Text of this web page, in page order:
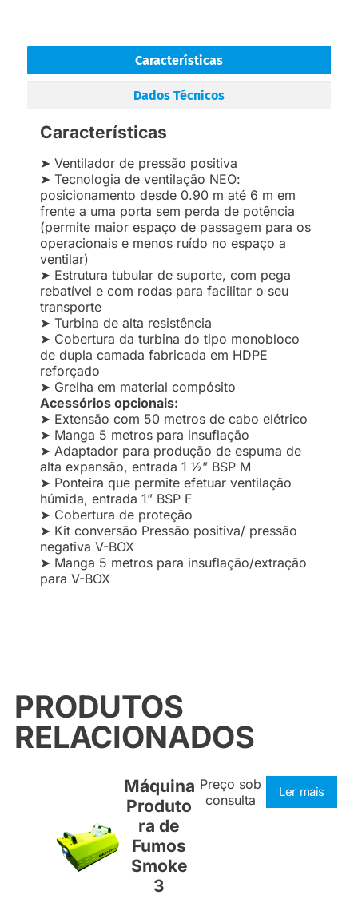
Características
Dados Técnicos
Características
➤ Ventilador de pressão positiva
➤ Tecnologia de ventilação NEO:
posicionamento desde 0.90 m até 6 m em
frente a uma porta sem perda de potência
(permite maior espaço de passagem para os
operacionais e menos ruído no espaço a
ventilar)
➤ Estrutura tubular de suporte, com pega
rebatível e com rodas para facilitar o seu
transporte
➤ Turbina de alta resistência
➤ Cobertura da turbina do tipo monobloco
de dupla camada fabricada em HDPE
reforçado
➤ Grelha em material compósito
Acessórios opcionais:
➤ Extensão com 50 metros de cabo elétrico
➤ Manga 5 metros para insuflação
➤ Adaptador para produção de espuma de
alta expansão, entrada 1 ½” BSP M
➤ Ponteira que permite efetuar ventilação
húmida, entrada 1” BSP F
➤ Cobertura de proteção
➤ Kit conversão Pressão positiva/ pressão
negativa V-BOX
➤ Manga 5 metros para insuflação/extração
para V-BOX
PRODUTOS
RELACIONADOS
Máquina
Produto
ra de
Fumos
Smoke
3
Preço sob
consulta
Ler mais